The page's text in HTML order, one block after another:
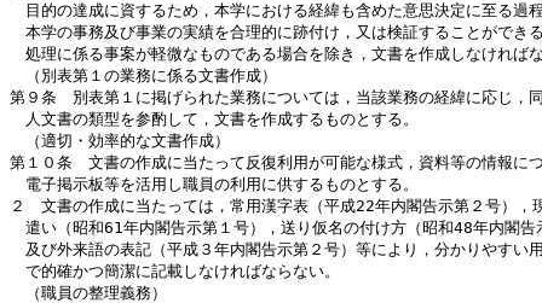
目的の達成に資するため，本学における経緯も含めた意思決定に至る過
本学の事務及び事業の実績を合理的に跡付け，又は検証することができ
処理に係る事案が軽微なものである場合を除き，文書を作成しなければ
（別表第１の業務に係る文書作成）
第９条　別表第１に掲げられた業務については，当該業務の経緯に応じ，
人文書の類型を参酌して，文書を作成するものとする。
（適切・効率的な文書作成）
第１０条　文書の作成に当たって反復利用が可能な様式，資料等の情報に
電子掲示板等を活用し職員の利用に供するものとする。
２　文書の作成に当たっては，常用漢字表（平成22年内閣告示第２号），
遣い（昭和61年内閣告示第１号），送り仮名の付け方（昭和48年内閣告
及び外来語の表記（平成３年内閣告示第２号）等により，分かりやすい
で的確かつ簡潔に記載しなければならない。
（職員の整理義務）